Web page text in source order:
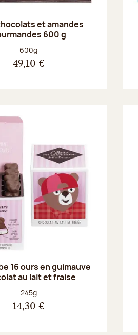
et amandes
600 g
Poids net :
600g
49,10 €
16 ours en guimauve
au lait et fraise
Poids net :
245g
14,30 €